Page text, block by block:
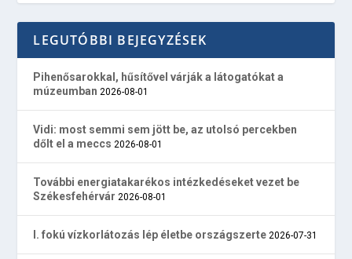
LEGUTÓBBI BEJEGYZÉSEK
Pihenősarokkal, hűsítővel várják a látogatókat a
múzeumban 2026-08-01
Vidi: most semmi sem jött be, az utolsó percekben
dőlt el a meccs 2026-08-01
További energiatakarékos intézkedéseket vezet be
Székesfehérvár 2026-08-01
I. fokú vízkorlátozás lép életbe országszerte 2026-07-31